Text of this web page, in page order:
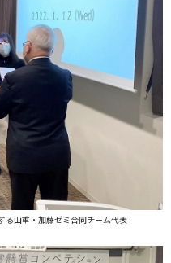
山重・加藤ゼミ合同チーム代表